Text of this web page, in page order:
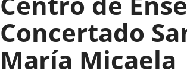
Concertado
María Micaela